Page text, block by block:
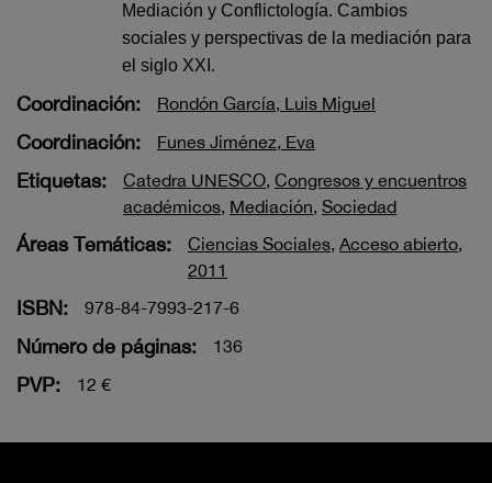
Mediación y Conflictología. Cambios
sociales y perspectivas de la mediación para
el siglo XXI.
Coordinación: Rondón García, Luis Miguel
Coordinación: Funes Jiménez, Eva
Etiquetas: Catedra UNESCO, Congresos y encuentros
académicos, Mediación, Sociedad
Áreas Temáticas: Ciencias Sociales, Acceso abierto,
2011
ISBN: 978-84-7993-217-6
Número de páginas: 136
PVP: 12 €